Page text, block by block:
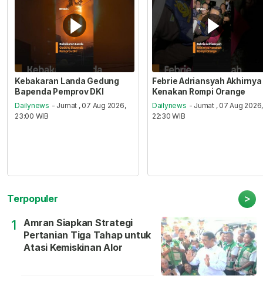
Kebakaran Landa Gedung
Bapenda Pemprov DKI
Dailynews - Jumat , 07 Aug 2026,
23:00 WIB
Febrie Adriansyah Akhirnya
Kenakan Rompi Orange
Dailynews - Jumat , 07 Aug 2026,
22:30 WIB
Terpopuler >
1
Amran Siapkan Strategi
Pertanian Tiga Tahap untuk
Atasi Kemiskinan Alor